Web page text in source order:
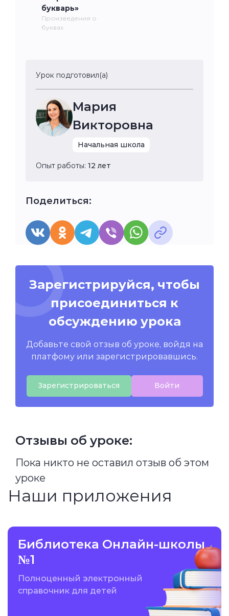
букварь»
Произведения о
буквах
Урок подготовил(а)
Мария
Викторовна
Начальная школа
Опыт работы: 12 лет
Поделиться:
Зарегистрируйся, чтобы
присоединиться к
обсуждению урока
Добавьте свой отзыв об уроке, войдя на
платфому или зарегистрировавшись.
Зарегистрироваться Войти
Отзывы об уроке:
Пока никто не оставил отзыв об этом
уроке
Наши приложения
Библиотека Онлайн-школы
№1
Полноценный электронный
справочник для детей